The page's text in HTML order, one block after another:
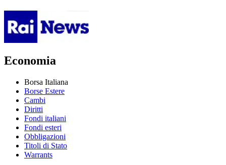
Economia
Borsa Italiana
Borse Estere
Cambi
Diritti
Fondi italiani
Fondi esteri
Obbligazioni
Titoli di Stato
Warrants